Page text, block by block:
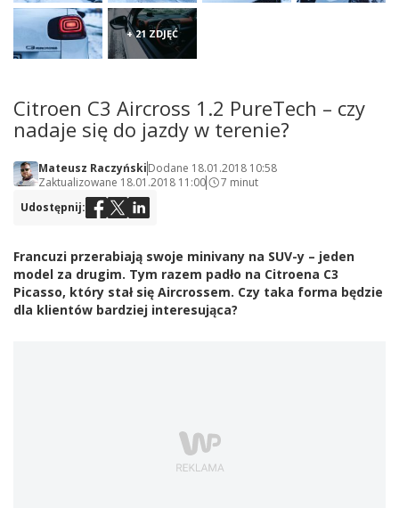
+ 21 ZDJĘĆ
Citroen C3 Aircross 1.2 PureTech – czy
nadaje się do jazdy w terenie?
Mateusz RaczyńskiDodane 18.01.2018 10:58
Zaktualizowane 18.01.2018 11:00
7 minut
Udostępnij:
Francuzi przerabiają swoje minivany na SUV-y – jeden
model za drugim. Tym razem padło na Citroena C3
Picasso, który stał się Aircrossem. Czy taka forma będzie
dla klientów bardziej interesująca?